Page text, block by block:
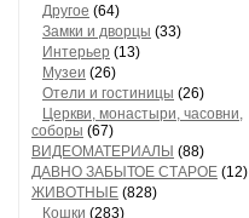
Другое (64)
Замки и дворцы (33)
Интерьер (13)
Музеи (26)
Отели и гостиницы (26)
Церкви, монастыри, часовни,
соборы (67)
ВИДЕОМАТЕРИАЛЫ (88)
ДАВНО ЗАБЫТОЕ СТАРОЕ (12)
ЖИВОТНЫЕ (828)
Кошки (283)